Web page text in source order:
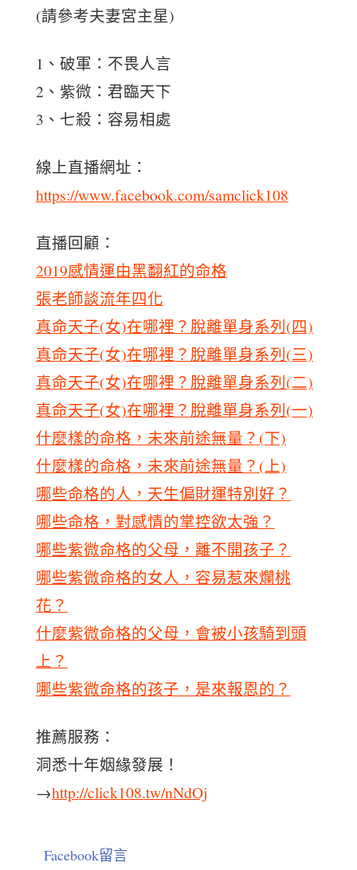
(請參考夫妻宮主星)
1、破軍：不畏人言
2、紫微：君臨天下
3、七殺：容易相處
線上直播網址：
https://www.facebook.com/samclick108
直播回顧：
2019感情運由黑翻紅的命格
張老師談流年四化
真命天子(女)在哪裡？脫離單身系列(四)
真命天子(女)在哪裡？脫離單身系列(三)
真命天子(女)在哪裡？脫離單身系列(二)
真命天子(女)在哪裡？脫離單身系列(一)
什麼樣的命格，未來前途無量？(下)
什麼樣的命格，未來前途無量？(上)
哪些命格的人，天生偏財運特別好？
哪些命格，對感情的掌控欲太強？
哪些紫微命格的父母，離不開孩子？
哪些紫微命格的女人，容易惹來爛桃
花？
什麼紫微命格的父母，會被小孩騎到頭
上？
哪些紫微命格的孩子，是來報恩的？
推薦服務：
洞悉十年姻緣發展！
→http://click108.tw/nNdOj
Facebook留言